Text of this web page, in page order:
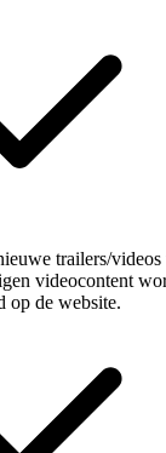
trailers/videos
videocontent
op de website.